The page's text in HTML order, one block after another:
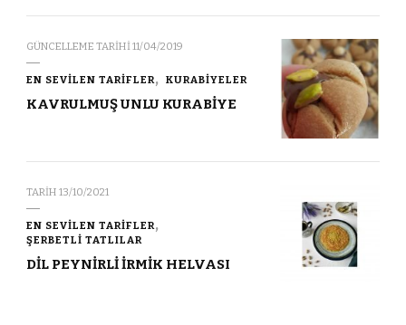
GÜNCELLEME TARIHI11/04/2019
EN SEVİLEN TARİFLER KURABİYELER
KAVRULMUŞ UNLU KURABİYE
TARIH 13/10/2021
EN SEVİLEN TARİFLER
ŞERBETLİ TATLILAR
DİL PEYNİRLİ İRMİK HELVASI